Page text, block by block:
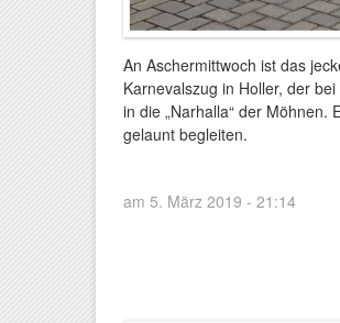
An Aschermittwoch ist das
Karnevalszug in Holler, der
in die „Narhalla“ der
gelaunt begleiten.
am 5. März 2019 - 21:14